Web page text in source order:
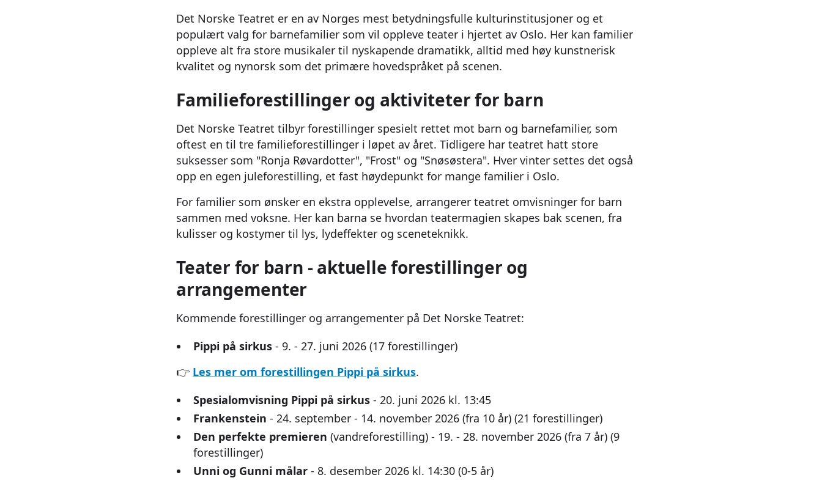
Det Norske Teatret er en av Norges mest betydningsfulle kulturinstitusjoner og et
populært valg for barnefamilier som vil oppleve teater i hjertet av Oslo. Her kan familier
oppleve alt fra store musikaler til nyskapende dramatikk, alltid med høy kunstnerisk
kvalitet og nynorsk som det primære hovedspråket på scenen.
Familieforestillinger og aktiviteter for barn
Det Norske Teatret tilbyr forestillinger spesielt rettet mot barn og barnefamilier, som
oftest en til tre familieforestillinger i løpet av året. Tidligere har teatret hatt store
suksesser som "Ronja Røvardotter", "Frost" og "Snøsøstera". Hver vinter settes det også
opp en egen juleforestilling, et fast høydepunkt for mange familier i Oslo.
For familier som ønsker en ekstra opplevelse, arrangerer teatret omvisninger for barn
sammen med voksne. Her kan barna se hvordan teatermagien skapes bak scenen, fra
kulisser og kostymer til lys, lydeffekter og sceneteknikk.
Teater for barn - aktuelle forestillinger og
arrangementer
Kommende forestillinger og arrangementer på Det Norske Teatret:
Pippi på sirkus - 9. - 27. juni 2026 (17 forestillinger)
👉 Les mer om forestillingen Pippi på sirkus.
Spesialomvisning Pippi på sirkus - 20. juni 2026 kl. 13:45
Frankenstein - 24. september - 14. november 2026 (fra 10 år) (21 forestillinger)
Den perfekte premieren (vandreforestilling) - 19. - 28. november 2026 (fra 7 år) (9
forestillinger)
Unni og Gunni målar - 8. desember 2026 kl. 14:30 (0-5 år)